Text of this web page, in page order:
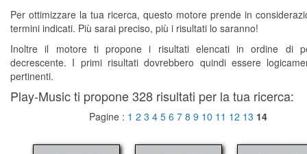
Per ottimizzare la tua ricerca, questo motore prende in
termini indicati. Più sarai preciso, più i risultati lo saranno!
Inoltre il motore ti propone i risultati elencati in ordine di
decrescente. I primi risultati dovrebbero quindi essere
pertinenti.
Play-Music ti propone 328 risultati per la tua ricerca:
Pagine : 1 2 3 4 5 6 7 8 9 10 11 12 13 14